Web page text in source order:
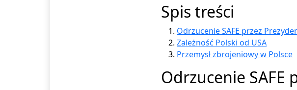
Spis treści
Odrzucenie SAFE przez
Zależność Polski od USA
Przemysł zbrojeniowy w Polsce
Odrzucenie SAFE